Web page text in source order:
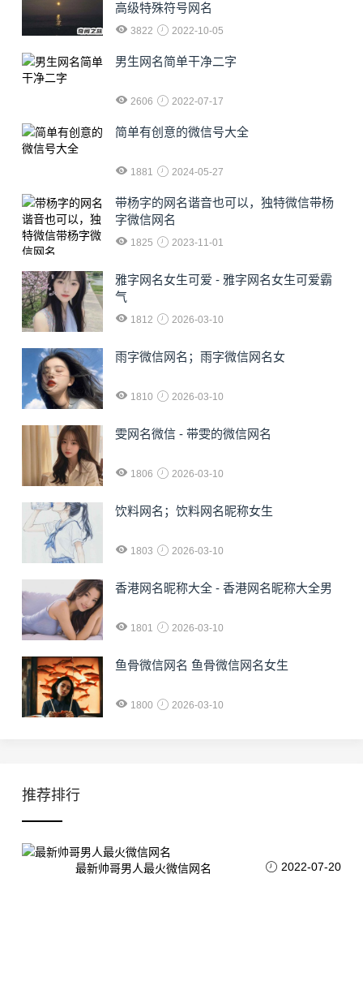
高级特殊符号网名
3822 2022-10-05
男生网名简单干净二字
2606 2022-07-17
简单有创意的微信号大全
1881 2024-05-27
​带杨字的网名谐音也可以，独特微信带杨
字微信网名
1825 2023-11-01
雅字网名女生可爱 - 雅字网名女生可爱霸
气
1812 2026-03-10
雨字微信网名；雨字微信网名女
1810 2026-03-10
雯网名微信 - 带雯的微信网名
1806 2026-03-10
饮料网名；饮料网名昵称女生
1803 2026-03-10
香港网名昵称大全 - 香港网名昵称大全男
1801 2026-03-10
鱼骨微信网名 鱼骨微信网名女生
1800 2026-03-10
推荐排行
最新帅哥男人最火微信网名 2022-07-20